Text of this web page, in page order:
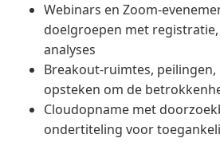
Webinars en Zoom-
doelgroepen met
analyses
Breakout-ruimtes, peilingen,
opsteken om de
Cloudopname met
ondertiteling voor